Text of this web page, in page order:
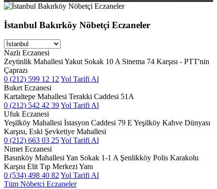
İstanbul Bakırköy Nöbetçi Eczaneler
Nazlı Eczanesi
Zeytinlik Mahallesi Yakut Sokak 10 A Sinema 74 Karşısı - PTT'nin
Çaprazı
0 (212) 599 12 12 Yol Tarifi Al
Buket Eczanesi
Kartaltepe Mahallesi Terakki Caddesi 51A
0 (212) 542 42 39Yol Tarifi Al
Ufuk Eczanesi
Yeşilköy Mahallesi İstasyon Caddesi 79 E Yeşilköy Kahve Dünyası
Karşısı, Eski Şevketiye Mahallesi
0 (212) 663 03 25Yol Tarifi Al
Nimet Eczanesi
Basınköy Mahallesi Yan Sokak 1-1 A Şenlikköy Polis Karakolu
Karşısı Elit Tıp Merkezi Yanı
0 (534) 498 40 82 Yol Tarifi Al
Tüm Nöbetçi Eczaneler